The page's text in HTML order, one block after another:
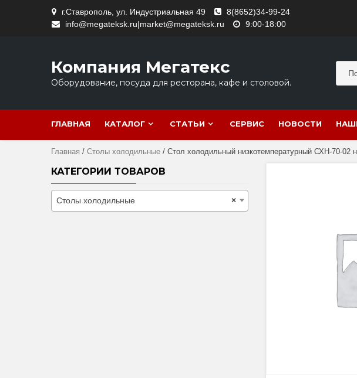
г.Ставрополь, ул. Индустриальная 49
8(8652)34-99-24
info@megateksk.ru|market@megateksk.ru
9:00-18:00
Компания Мегатекс
Оборудование, посуда для ресторана, кафе и столовой.
ГЛАВНАЯ КАТАЛОГ СТАТЬИ СЕРВИС НОВОСТИ
Главная / Столы холодильные / Стол холодильный низкотемпературный СХН-70-02
КАТЕГОРИИ ТОВАРОВ
×
Столы холодильные